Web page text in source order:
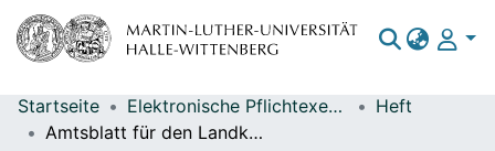
Bereiche & Sammlungen
Startseite Elektronische Pflichtexemplare
Heft
Amtsblatt für den Landkreis Stendal ; Nr. 22